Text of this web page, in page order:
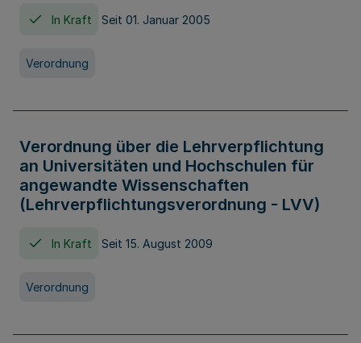
In Kraft Seit 01. Januar 2005
Verordnung
Verordnung über die Lehrverpflichtung
an Universitäten und Hochschulen für
angewandte Wissenschaften
(Lehrverpflichtungsverordnung - LVV)
In Kraft Seit 15. August 2009
Verordnung